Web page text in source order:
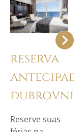
reserva
dubrovnik
Reserve suas